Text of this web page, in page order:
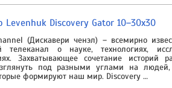
Levenhuk Discovery Gator 10–30х30
(Дискавери ченэл) – всемирно
телеканал о науке, технологиях,
Захватывающее сочетание историй
под разными углами на
формируют наш мир. Discovery …